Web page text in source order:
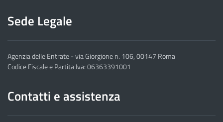
Sede Legale
Agenzia delle Entrate - via Giorgione n. 106, 00147 Roma
Codice Fiscale e Partita Iva: 06363391001
Contatti e assistenza